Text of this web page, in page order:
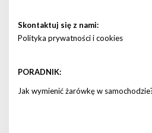
Skontaktuj się z nami:
Polityka prywatności i cookies
PORADNIK:
Jak wymienić żarówkę w